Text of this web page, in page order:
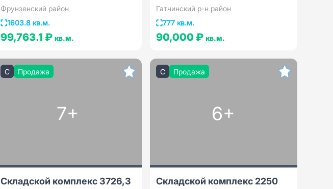
Фрунзенский район
1603.8 кв.м.
99,763.1 ₽ кв.м.
Гатчинский р-н район
777 кв.м.
90,000 ₽ кв.м.
C Продажа
7+
Складской комплекс 3726,3
C Продажа
6+
Складской комплекс 2250